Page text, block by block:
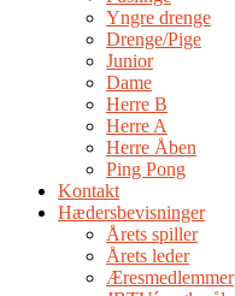
Yngre drenge
Drenge/Pige
Junior
Dame
Herre B
Herre A
Herre Åben
Ping Pong
Kontakt
Hædersbevisninger
Årets spiller
Årets leder
Æresmedlemmer